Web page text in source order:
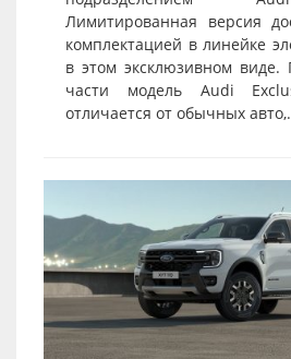
Лимитированная версия
комплектацией в линейке
в этом эксклюзивном виде.
части модель Audi
отличается от обычных